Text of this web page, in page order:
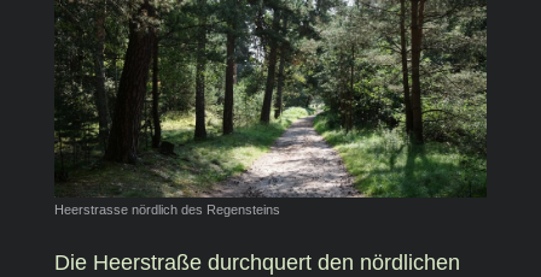
Heerstrasse nördlich des Regensteins
Die Heerstraße durchquert den nördlichen